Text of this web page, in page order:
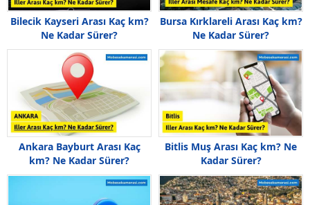
Bilecik Kayseri Arası Kaç km?
Ne Kadar Sürer?
Bursa Kırklareli Arası Kaç km?
Ne Kadar Sürer?
Ankara Bayburt Arası Kaç
km? Ne Kadar Sürer?
Bitlis Muş Arası Kaç km? Ne
Kadar Sürer?